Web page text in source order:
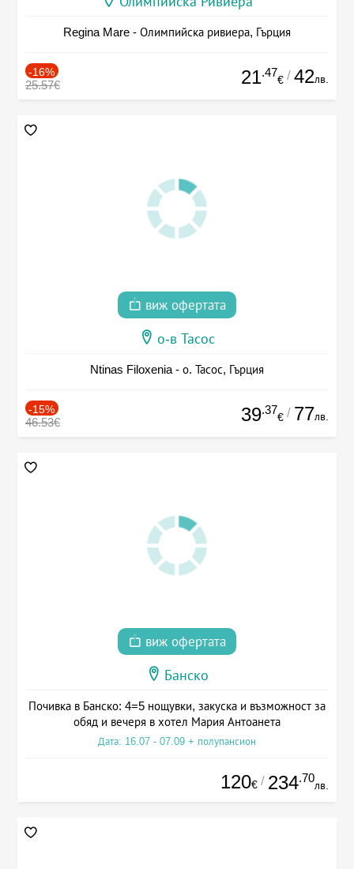
Regina Mare - Олимпийска ривиера, Гърция
-16%
25.57€ 21.47
€ / 42лв.
виж офертата
о-в Тасос
Ntinas Filoxenia - о. Тасос, Гърция
-15%
46.53€ 39.37
€ / 77лв.
виж офертата
Банско
Почивка в Банско: 4=5 нощувки, закуска и възможност за
обяд и вечеря в хотел Мария Антоанета
Дата: 16.07 - 07.09 + полупансион
120€ / 234.70
лв.